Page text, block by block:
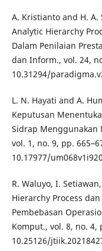
A. Kristianto and H.
Analytic Hierarchy
Dalam Penilaian
dan Inform., vol. 24,
10.31294/
L. N. Hayati and A.
Keputusan
Sidrap Menggunakan
vol. 1, no. 9, pp.
10.17977/
R. Waluyo, I.
Hierarchy Process
Pembebasan
Komput., vol. 8, no. 4,
10.25126/